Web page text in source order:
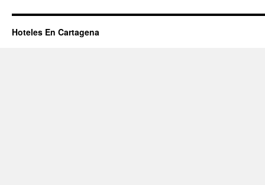
Hoteles En Cartagena